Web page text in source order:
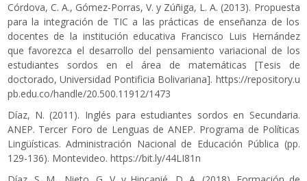
Córdova, C. A., Gómez-Porras, V. y Zúñiga, L. A. (2013). Propuesta
para la integración de TIC a las prácticas de enseñanza de los
docentes de la institución educativa Francisco Luis Hernández
que favorezca el desarrollo del pensamiento variacional de los
estudiantes sordos en el área de matemáticas [Tesis de
doctorado, Universidad Pontificia Bolivariana]. https://repository.u
pb.edu.co/handle/20.500.11912/1473
Díaz, N. (2011). Inglés para estudiantes sordos en Secundaria.
ANEP. Tercer Foro de Lenguas de ANEP. Programa de Políticas
Lingüísticas. Administración Nacional de Educación Pública (pp.
129-136). Montevideo. https://bit.ly/44LI81n